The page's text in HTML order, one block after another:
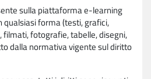
sulla piattaforma e-learning
qualsiasi forma (testi, grafici,
filmati, fotografie, tabelle, disegni,
dalla normativa vigente sul diritto